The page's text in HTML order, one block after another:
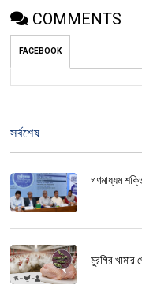
COMMENTS
FACEBOOK
সর্বশেষ
গণমাধ্যম
মুরগির খামার